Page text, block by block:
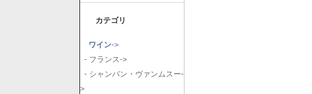
カテゴリ
ワイン->
- フランス->
- シャンパン・ヴァンムスー-
>